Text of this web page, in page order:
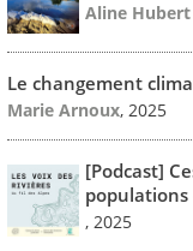
Aline
Le changement
Marie Arnoux, 2025
[Podcast]
populations
, 2025